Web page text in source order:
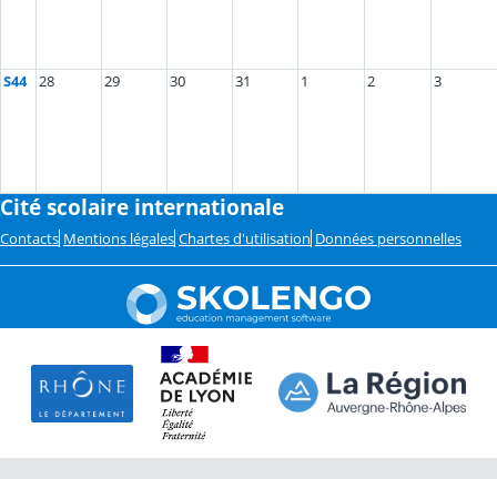
S44 28 29 30 31 1 2 3
Cité scolaire internationale
Contacts Mentions légales Chartes d'utilisation Données personnelles